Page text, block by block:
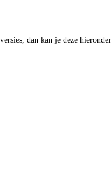
dan kan je deze hieronder